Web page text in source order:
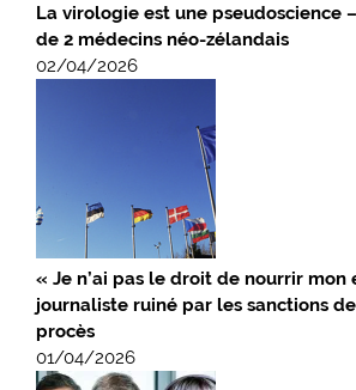
La virologie est une pseudoscience
de 2 médecins néo-zélandais
02/04/2026
« Je n’ai pas le droit de nourrir mon
journaliste ruiné par les sanctions de
procès
01/04/2026